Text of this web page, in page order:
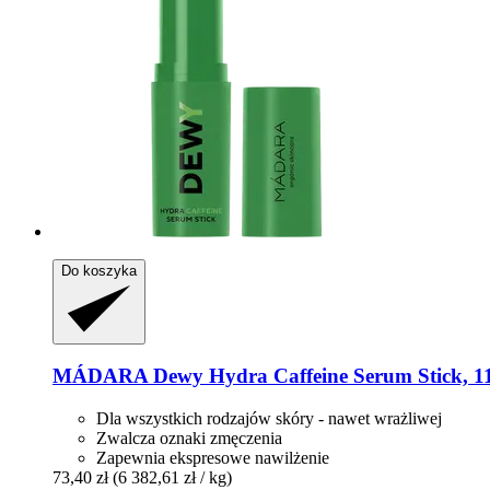
Do koszyka
MÁDARADewy Hydra Caffeine Serum Stick,
Dla wszystkich rodzajów skóry - nawet wrażliwej
Zwalcza oznaki zmęczenia
Zapewnia ekspresowe nawilżenie
73,40 zł (6 382,61 zł / kg)